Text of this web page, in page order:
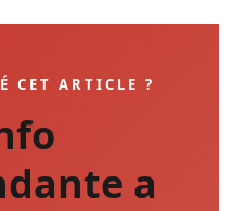
CET ARTICLE ?
a